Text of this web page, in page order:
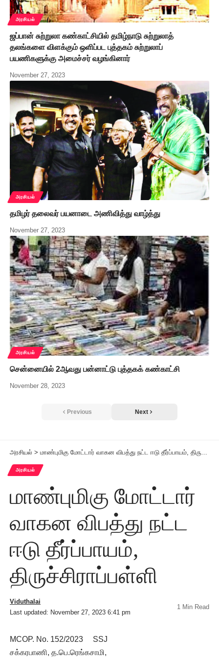
அரசியல்
ஜப்பான் சுற்றுலா கண்காட்சியில் தமிழ்நாடு சுற்றுலாத்
தலங்களை விளக்கும் ஒளிப்பட புத்தகம் சுற்றுலாப்
பயணிகளுக்கு அமைச்சர் வழங்கினார்
November 27, 2023
அரசியல்
தமிழர் தலைவர் பயனாடை அணிவித்து வாழ்த்து
November 27, 2023
அரசியல்
சென்னையில் 2ஆவது பன்னாட்டு புத்தகக் கண்காட்சி
November 28, 2023
Previous Next
அரசியல் > மாண்புமிகு மோட்டார் வாகன விபத்து நட்ட ஈடு தீர்ப்பாயம், திருச்சிராப்பள்ளி
அரசியல்
மாண்புமிகு மோட்டார்
வாகன விபத்து நட்ட
ஈடு தீர்ப்பாயம்,
திருச்சிராப்பள்ளி
Last updated: November 27, 2023 6:41 pm
Viduthalai
1 Min Read
MCOP. No. 152/2023 SSJ
சக்கரபாணி, த.பெ.ரெங்கசாமி,